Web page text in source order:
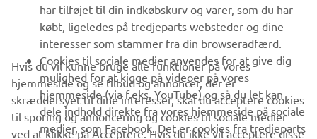
NYHEDSBREV
Vær den første til at få besked om de seneste tilbud, særlige
arrangementer, nye udgivelser og meget mere.
TILMELD DIG
har tilføjet til din indkøbskurv og varer, som du har
købt, ligeledes på tredjeparts websteder og dine
interesser som stammer fra din browseradfærd.
Cookies til sociale medier anvendes for at give dig
mulighed for at kigge på videoer på vores
hjemmeside (via f.eks. YouTube) og så du let kan
dele indhold direkte fra vores hjemmeside på sociale
medier, som Facebook. Det er cookies fra tredjeparts
Hvis du vil kunne bruge alle funktioner på vores
hjemmeside og se tilbud og annoncer, der er
skræddersyet til dine interesser, skal du acceptere cookies
til sporing og annoncering og cookies til sociale medier
ved at klikke på Acceptere. Hvis du ikke vil acceptere disse